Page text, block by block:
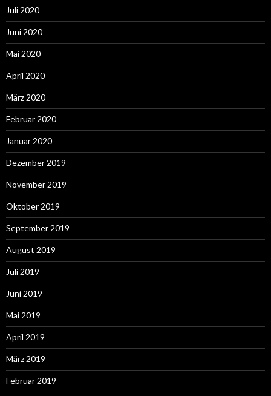
Juli 2020
Juni 2020
Mai 2020
April 2020
März 2020
Februar 2020
Januar 2020
Dezember 2019
November 2019
Oktober 2019
September 2019
August 2019
Juli 2019
Juni 2019
Mai 2019
April 2019
März 2019
Februar 2019